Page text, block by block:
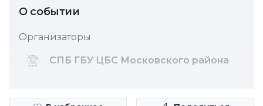
О событии
Организаторы
СПБ ГБУ ЦБС Московского района